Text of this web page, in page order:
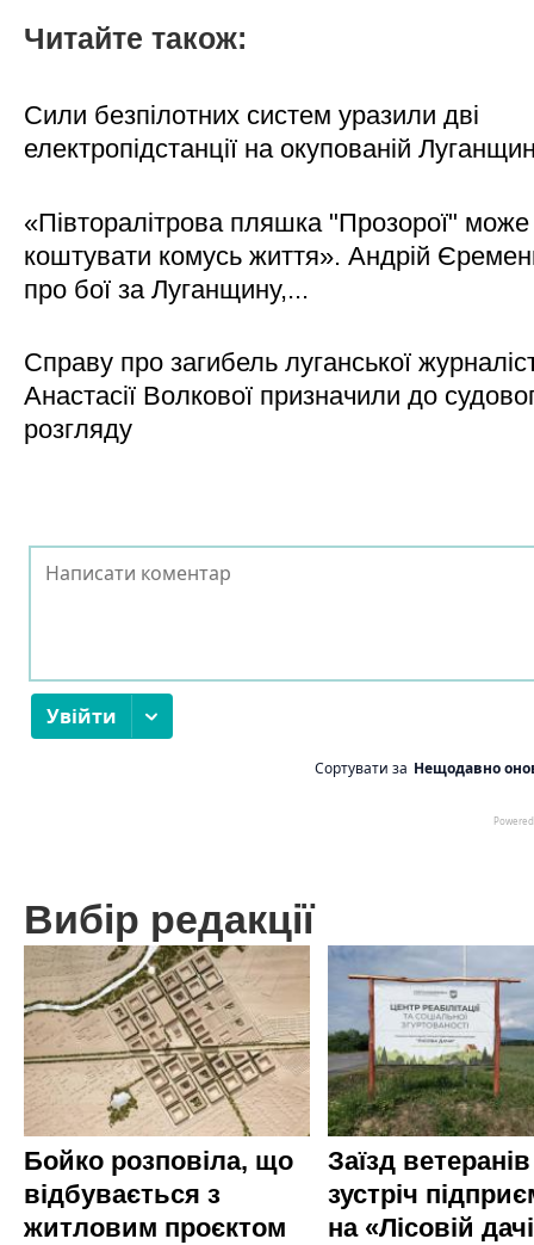
Читайте також:
Сили безпілотних систем уразили дві
електропідстанції на окупованій
«Півторалітрова пляшка "Прозорої" може
коштувати комусь життя». Андрій
про бої за Луганщину,...
Справу про загибель луганської
Анастасії Волкової призначили до
розгляду
Вибір редакції
Бойко розповіла, що
відбувається з
житловим проєктом
Заїзд
зустріч
на «Лісовій